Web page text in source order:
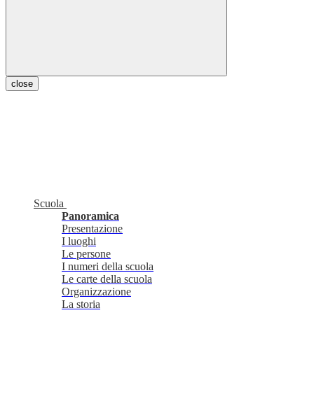
close
Scuola
Panoramica
Presentazione
I luoghi
Le persone
I numeri della scuola
Le carte della scuola
Organizzazione
La storia